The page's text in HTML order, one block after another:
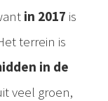
in 2017 is
terrein is
in de
veel groen,